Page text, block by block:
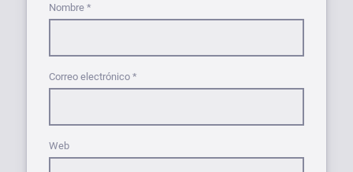
Nombre *
Correo electrónico *
Web